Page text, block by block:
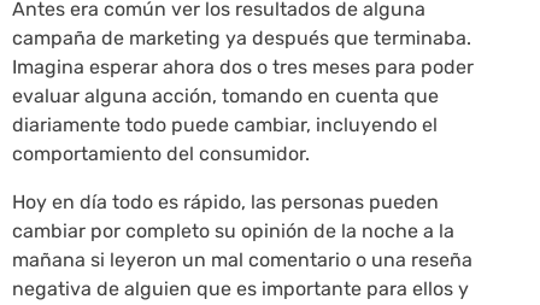
Antes era común ver los resultados de alguna
campaña de marketing ya después que terminaba.
Imagina esperar ahora dos o tres meses para poder
evaluar alguna acción, tomando en cuenta que
diariamente todo puede cambiar, incluyendo el
comportamiento del consumidor.
Hoy en día todo es rápido, las personas pueden
cambiar por completo su opinión de la noche a la
mañana si leyeron un mal comentario o una reseña
negativa de alguien que es importante para ellos y